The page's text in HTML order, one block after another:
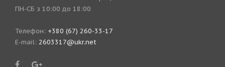
ПН-СБ з 10:00 до 18:00
Телефон: +380 (67) 260-33-17
E-mail: 2603317@ukr.net